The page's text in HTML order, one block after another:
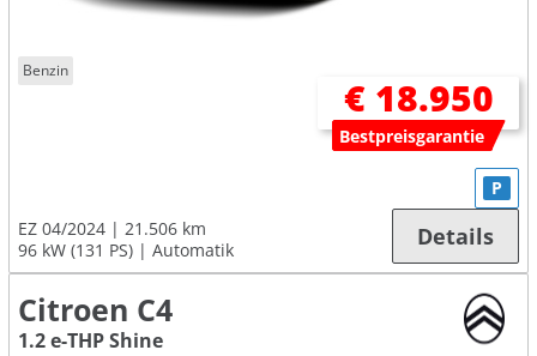
Benzin
€ 18.950
Bestpreisgarantie
EZ 04/2024
21.506 km
96 kW (131 PS)
Automatik
P
Details
Citroen C4
1.2 e-THP Shine